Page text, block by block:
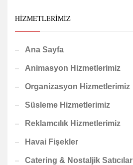
HIZMETLERIMIZ
Ana Sayfa
Animasyon Hizmetlerimiz
Organizasyon Hizmetlerimiz
Süsleme Hizmetlerimiz
Reklamcılık Hizmetlerimiz
Havai Fişekler
Catering & Nostaljik Satıcılar